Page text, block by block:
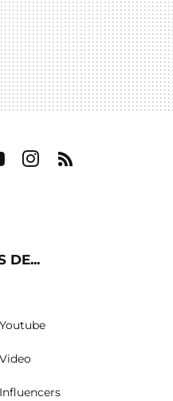
DE...
Youtube
Video
Influencers